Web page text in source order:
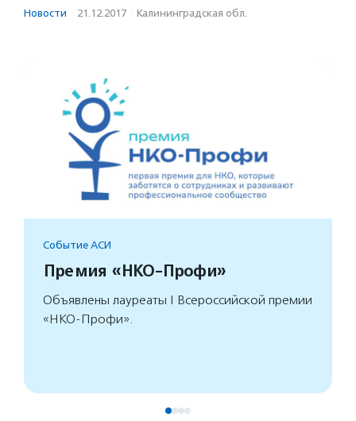
Новости · 21.12.2017 · Калининградская обл.
Событие АСИ
Премия «НКО-Профи»
Объявлены лауреаты I Всероссийской премии
«НКО-Профи».